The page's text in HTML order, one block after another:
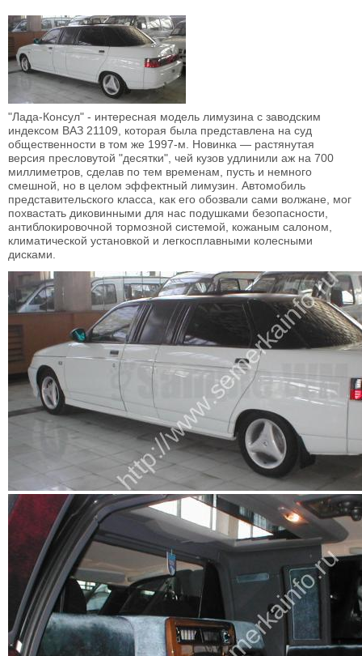
"Лада-Консул" - интересная модель лимузина с заводским
индексом ВАЗ 21109, которая была представлена на суд
общественности в том же 1997-м. Новинка — растянутая
версия пресловутой "десятки", чей кузов удлинили аж на 700
миллиметров, сделав по тем временам, пусть и немного
смешной, но в целом эффектный лимузин. Автомобиль
представительского класса, как его обозвали сами волжане, мог
похвастать диковинными для нас подушками безопасности,
антиблокировочной тормозной системой, кожаным салоном,
климатической установкой и легкосплавными колесными
дисками.